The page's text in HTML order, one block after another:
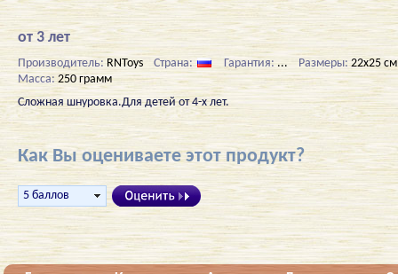
от 3 лет
Производитель: RNToys Страна: Гарантия: ... Размеры: 22х25 см
Масса: 250 грамм
Сложная шнуровка.Для детей от 4-х лет.
Как Вы оцениваете этот продукт?